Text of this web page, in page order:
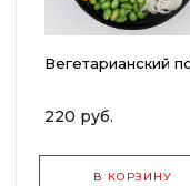
Вегетарианский
220 руб.
В КОРЗИНУ